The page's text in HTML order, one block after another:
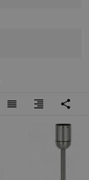
reorder format_align_right share